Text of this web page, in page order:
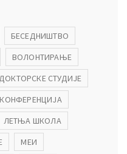
БЕСЕДНИШТВО
ВОЛОНТИРАЊЕ
ДОКТОРСКЕ СТУДИЈЕ
КОНФЕРЕНЦИЈА
ЛЕТЊА ШКОЛА
МЕИ